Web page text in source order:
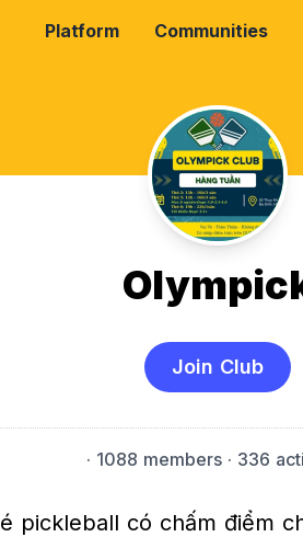
Platform Communities
Join Club
· 1088 members · 336
pickleball có chấm điểm